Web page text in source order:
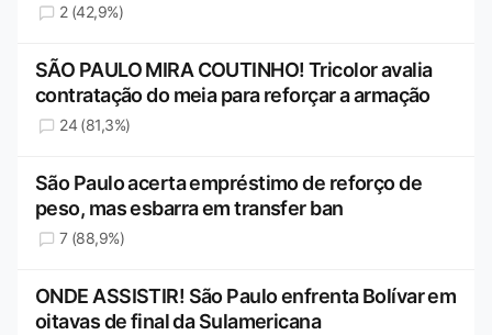
2 (42,9%)
SÃO PAULO MIRA COUTINHO! Tricolor avalia
contratação do meia para reforçar a armação
24 (81,3%)
São Paulo acerta empréstimo de reforço de
peso, mas esbarra em transfer ban
7 (88,9%)
ONDE ASSISTIR! São Paulo enfrenta Bolívar em
oitavas de final da Sulamericana